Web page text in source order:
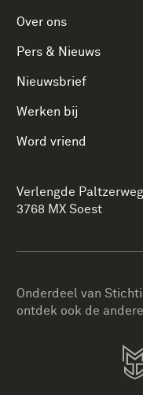
Over ons
Pers & Nieuws
Nieuwsbrief
Werken bij
Word vriend
Verlengde Paltzerweg
3768 MX Soest
Onderdeel van
ontdek ook de